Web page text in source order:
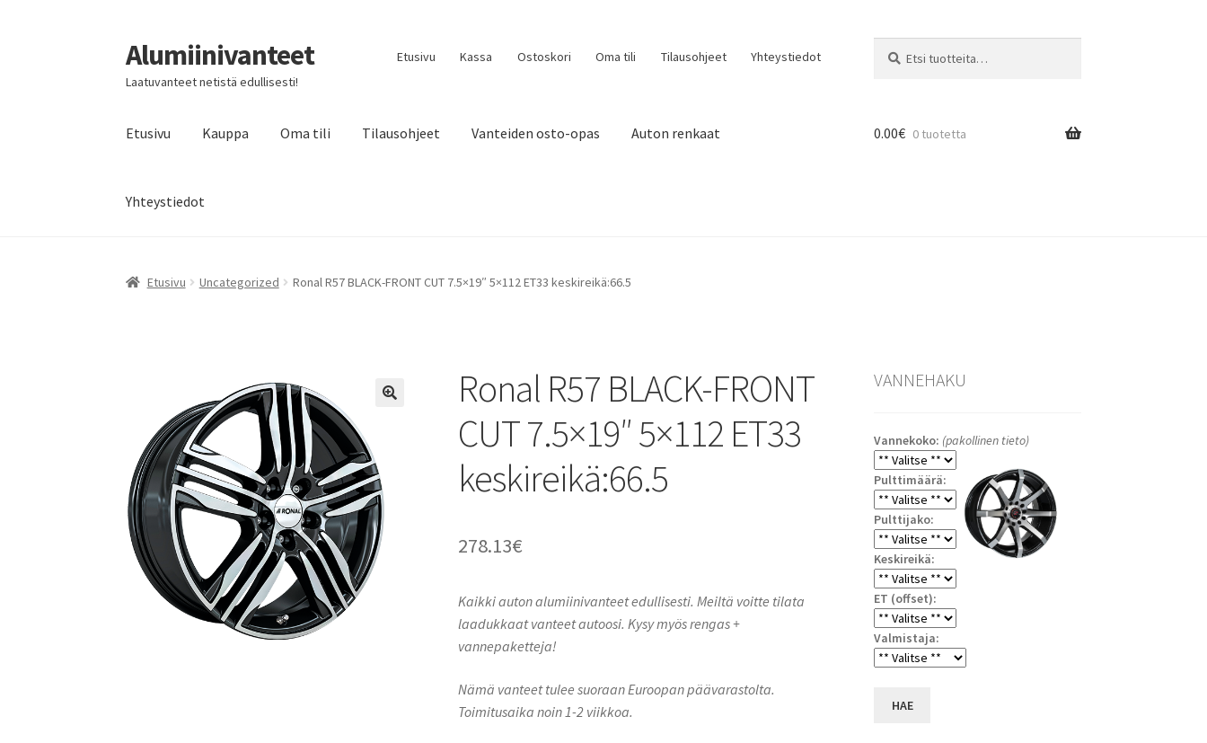
Siirry
navigointiin
Siirry
sisältöön
Alumiinivanteet
Laatuvanteet netistä edullisesti!
Etusivu Kassa Ostoskori Oma tili Tilausohjeet Yhteystiedot
Etusivu Kauppa Oma tili Tilausohjeet Vanteiden osto-opas Auton renkaat
Yhteystiedot
0.00€ 0 tuotetta
Etusivu Uncategorized Ronal R57 BLACK-FRONT CUT 7.5×19″ 5×112 ET33 keskireikä:66.5
Ronal R57 BLACK-FRONT
CUT 7.5×19″ 5×112 ET33
keskireikä:66.5
278.13€
Kaikki auton alumiinivanteet edullisesti. Meiltä voitte tilata
laadukkaat vanteet autoosi. Kysy myös rengas +
vannepaketteja!
Nämä vanteet tulee suoraan Euroopan päävarastolta.
Toimitusaika noin 1-2 viikkoa.
VANNEHAKU
Vannekoko: (pakollinen tieto)
Pulttimäärä:
Pulttijako:
Keskireikä:
ET (offset):
Valmistaja:
HAE